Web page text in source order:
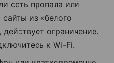
сеть пропала или
из «белого
ограничение.
к Wi-Fi.